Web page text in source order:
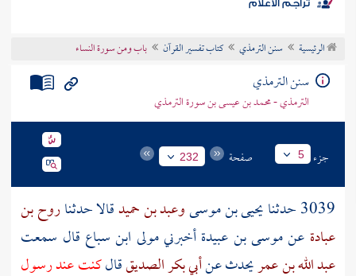
موضوعي
تراجم الأعلام
الرئيسية سنن الترمذي كتاب تفسير القرآن باب ومن سورة النساء
سنن الترمذي
الترمذي - محمد بن عيسى بن سورة الترمذي
جزء 5 صفحة 232
3039 حدثنا يحيى بن موسىوعبد بن حميدقالا حدثناروح بن
عبادة عنموسى بن عبيدةأخبرنيمولى ابن سباع قال سمعت
عبد الله بن عمريحدث عنأبي بكر الصديققالكنت عند رسول